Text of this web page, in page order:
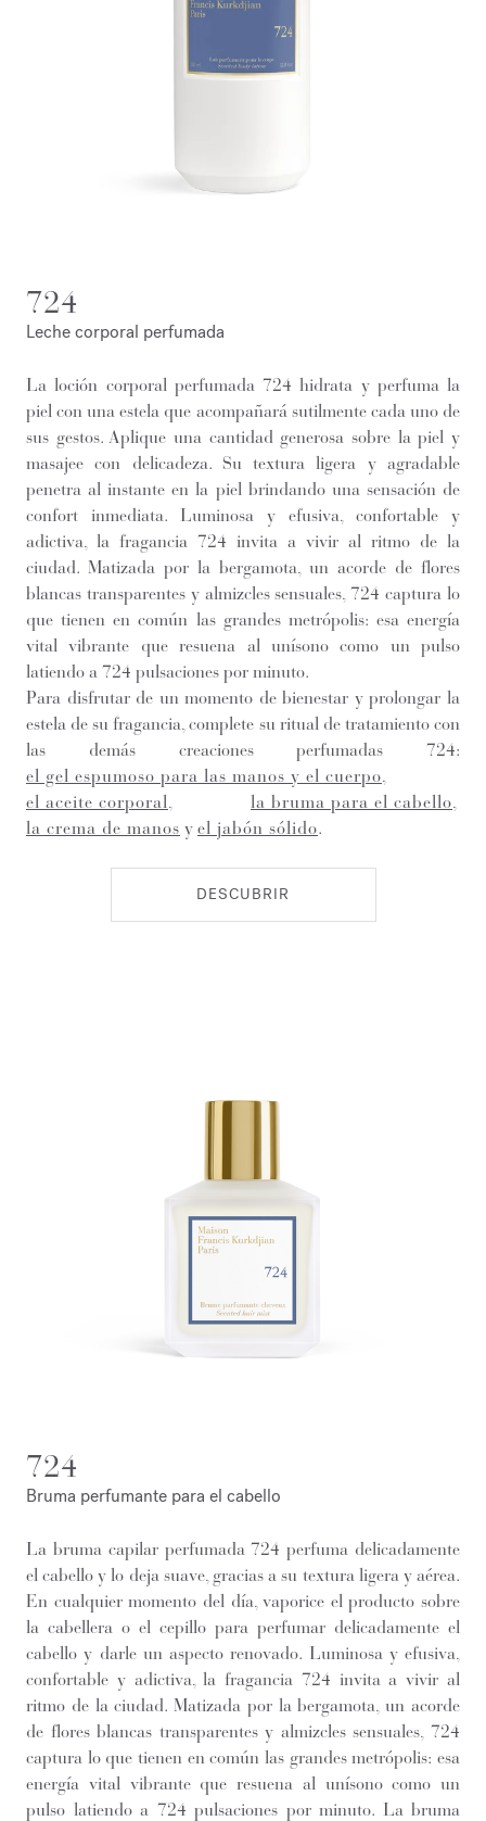
724
Leche corporal perfumada
La loción corporal perfumada 724 hidrata y perfuma la
piel con una estela que acompañará sutilmente cada uno de
sus gestos. Aplique una cantidad generosa sobre la piel y
masajee con delicadeza. Su textura ligera y agradable
penetra al instante en la piel brindando una sensación de
confort inmediata. Luminosa y efusiva, confortable y
adictiva, la fragancia 724 invita a vivir al ritmo de la
ciudad. Matizada por la bergamota, un acorde de flores
blancas transparentes y almizcles sensuales, 724 captura lo
que tienen en común las grandes metrópolis: esa energía
vital vibrante que resuena al unísono como un pulso
latiendo a 724 pulsaciones por minuto.
Para disfrutar de un momento de bienestar y prolongar la
estela de su fragancia, complete su ritual de tratamiento con
las demás creaciones perfumadas 724:
el gel espumoso para las manos y el cuerpo
el aceite corporal
la bruma para el cabello
la crema de manos y el jabón sólido.
DESCUBRIR
724
Bruma perfumante para el cabello
La bruma capilar perfumada 724 perfuma delicadamente
el cabello y lo deja suave, gracias a su textura ligera y aérea.
En cualquier momento del día, vaporice el producto sobre
la cabellera o el cepillo para perfumar delicadamente el
cabello y darle un aspecto renovado. Luminosa y efusiva,
confortable y adictiva, la fragancia 724 invita a vivir al
ritmo de la ciudad. Matizada por la bergamota, un acorde
de flores blancas transparentes y almizcles sensuales, 724
captura lo que tienen en común las grandes metrópolis: esa
energía vital vibrante que resuena al unísono como un
pulso latiendo a 724 pulsaciones por minuto. La bruma